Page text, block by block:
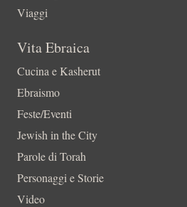
Viaggi
Vita Ebraica
Cucina e Kasherut
Ebraismo
Feste/Eventi
Jewish in the City
Parole di Torah
Personaggi e Storie
Video